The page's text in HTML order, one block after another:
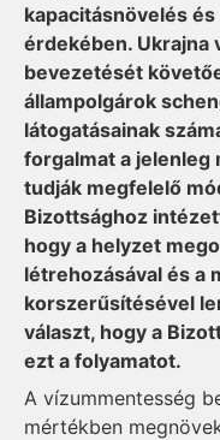
kapacitásnövelés
érdekében. Ukrajna
bevezetését
állampolgárok
látogatásainak
forgalmat a jelenleg
tudják megfelelő
Bizottsághoz
hogy a helyzet
létrehozásával és a
korszerűsítésével
választ, hogy a
ezt a folyamatot.
A vízummentesség
mértékben